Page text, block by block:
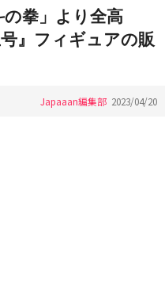
拳」より全高
』フィギュアの販
Japaaan編集部 2023/04/20